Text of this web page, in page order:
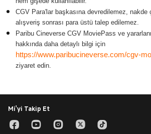
CGV Para'lar başkasına devredilemez, nakde
alışveriş sonrası para üstü talep edilemez.
Paribu Cineverse CGV MoviePass ve
hakkında daha detaylı bilgi için
https://www.paribucineverse.com/cgv-
ziyaret edin.
Mi'yi Takip Et